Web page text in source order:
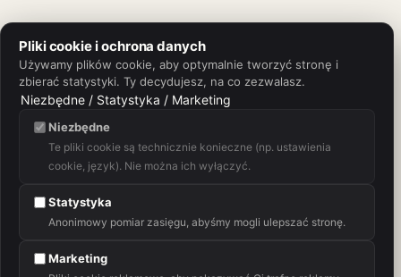
Odstąpienie
Odstap od umowy
Wysyłka
App Store
Pliki cookie i ochrona danych
Używamy plików cookie, aby optymalnie tworzyć stronę i
zbierać statystyki. Ty decydujesz, na co zezwalasz.
Niezbędne / Statystyka / Marketing
Niezbędne
Te pliki cookie są technicznie konieczne (np. ustawienia
cookie, język). Nie można ich wyłączyć.
Statystyka
Anonimowy pomiar zasięgu, abyśmy mogli ulepszać stronę.
Marketing